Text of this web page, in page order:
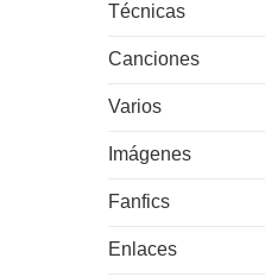
Técnicas
Canciones
Varios
Imágenes
Fanfics
Enlaces